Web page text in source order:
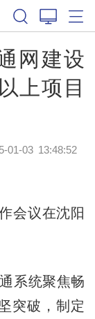
网建设
上项目
01-03 13:48:52
会议在沈阳
系统聚焦畅
突破，制定